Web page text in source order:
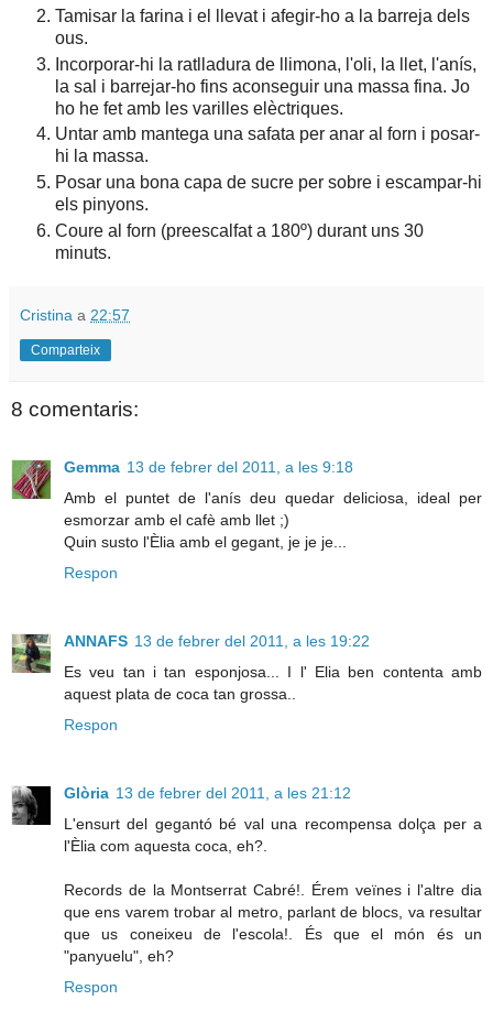
Tamisar la farina i el llevat i afegir-ho a la barreja dels
ous.
Incorporar-hi la ratlladura de llimona, l'oli, la llet, l'anís,
la sal i barrejar-ho fins aconseguir una massa fina. Jo
ho he fet amb les varilles elèctriques.
Untar amb mantega una safata per anar al forn i posar-
hi la massa.
Posar una bona capa de sucre per sobre i escampar-hi
els pinyons.
Coure al forn (preescalfat a 180º) durant uns 30
minuts.
Cristina a 22:57
Comparteix
8 comentaris:
Gemma 13 de febrer del 2011, a les 9:18
Amb el puntet de l'anís deu quedar deliciosa, ideal per
esmorzar amb el cafè amb llet ;)
Quin susto l'Èlia amb el gegant, je je je...
Respon
ANNAFS 13 de febrer del 2011, a les 19:22
Es veu tan i tan esponjosa... I l' Elia ben contenta amb
aquest plata de coca tan grossa..
Respon
Glòria 13 de febrer del 2011, a les 21:12
L'ensurt del gegantó bé val una recompensa dolça per a
l'Èlia com aquesta coca, eh?.
Records de la Montserrat Cabré!. Érem veïnes i l'altre dia
que ens varem trobar al metro, parlant de blocs, va resultar
que us coneixeu de l'escola!. És que el món és un
"panyuelu", eh?
Respon